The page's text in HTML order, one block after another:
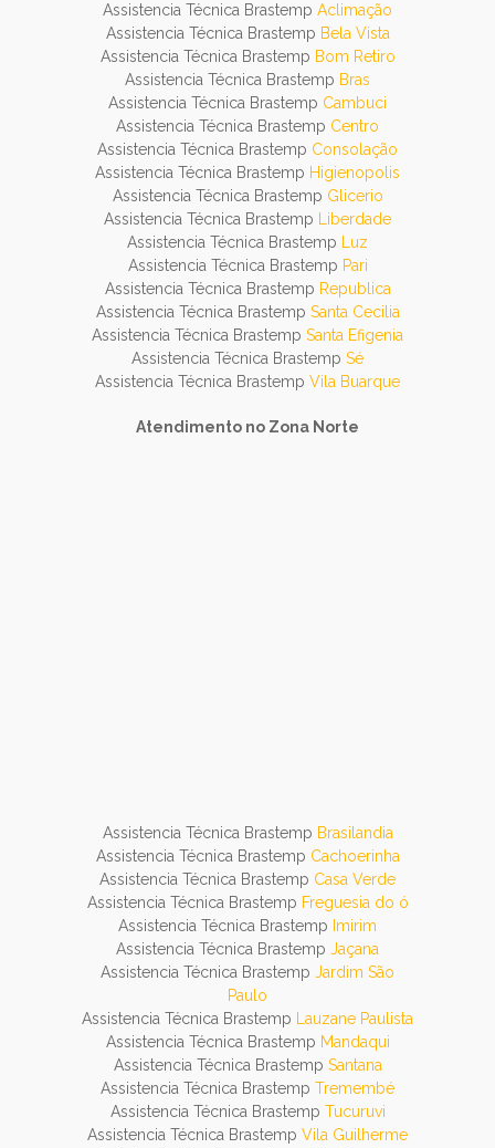
Assistencia Técnica Brastemp Aclimação
Assistencia Técnica Brastemp Bela Vista
Assistencia Técnica Brastemp Bom Retiro
Assistencia Técnica Brastemp Bras
Assistencia Técnica Brastemp Cambuci
Assistencia Técnica Brastemp Centro
Assistencia Técnica Brastemp Consolação
Assistencia Técnica Brastemp Higienopolis
Assistencia Técnica Brastemp Glicerio
Assistencia Técnica Brastemp
Liberdade
Assistencia Técnica Brastemp
Luz
Assistencia Técnica Brastemp Pari
Assistencia Técnica Brastemp Republica
Assistencia Técnica Brastemp Santa Cecilia
Assistencia Técnica Brastemp Santa Efigenia
Assistencia Técnica Brastemp Sé
Assistencia Técnica Brastemp Vila Buarque
Atendimento no Zona Norte
Assistencia Técnica Brastemp Brasilandia
Assistencia Técnica Brastemp Cachoerinha
Assistencia Técnica Brastemp Casa Verde
Assistencia Técnica Brastemp Freguesia do ó
Assistencia Técnica Brastemp Imirim
Assistencia Técnica Brastemp Jaçana
Assistencia Técnica Brastemp Jardim São
Paulo
Assistencia Técnica Brastemp
Lauzane Paulista
Assistencia Técnica Brastemp Mandaqui
Assistencia Técnica Brastemp Santana
Assistencia Técnica Brastemp Tremembé
Assistencia Técnica Brastemp Tucuruvi
Assistencia Técnica Brastemp Vila Guilherme